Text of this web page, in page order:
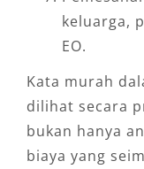
keluarga,
EO.
Kata murah
dilihat secara
bukan hanya
biaya yang